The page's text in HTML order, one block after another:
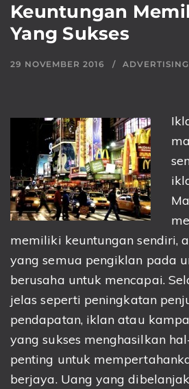
Keuntungan
Yang Sukses
29 NOVEMBER 2016 ADVERTISING
memiliki keuntungan sendiri,
yang semua pengiklan pada
berusaha untuk mencapai.
jelas seperti peningkatan
pendapatan, iklan atau
yang sukses menghasilkan
penting untuk
berjaya. Uang yang